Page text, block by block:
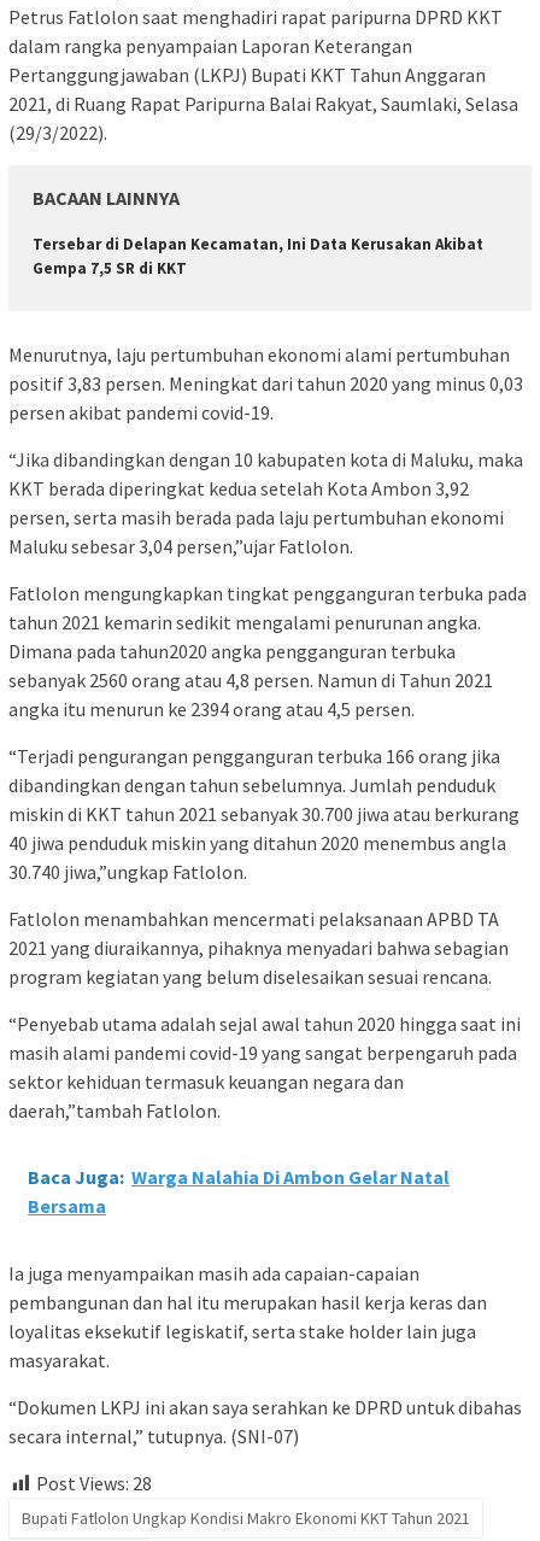
Petrus Fatlolon saat menghadiri rapat paripurna DPRD KKT
dalam rangka penyampaian Laporan Keterangan
Pertanggungjawaban (LKPJ) Bupati KKT Tahun Anggaran
2021, di Ruang Rapat Paripurna Balai Rakyat, Saumlaki, Selasa
(29/3/2022).
BACAAN LAINNYA
Tersebar di Delapan Kecamatan, Ini Data Kerusakan Akibat
Gempa 7,5 SR di KKT
Menurutnya, laju pertumbuhan ekonomi alami pertumbuhan
positif 3,83 persen. Meningkat dari tahun 2020 yang minus 0,03
persen akibat pandemi covid-19.
“Jika dibandingkan dengan 10 kabupaten kota di Maluku, maka
KKT berada diperingkat kedua setelah Kota Ambon 3,92
persen, serta masih berada pada laju pertumbuhan ekonomi
Maluku sebesar 3,04 persen,”ujar Fatlolon.
Fatlolon mengungkapkan tingkat pengganguran terbuka pada
tahun 2021 kemarin sedikit mengalami penurunan angka.
Dimana pada tahun2020 angka pengganguran terbuka
sebanyak 2560 orang atau 4,8 persen. Namun di Tahun 2021
angka itu menurun ke 2394 orang atau 4,5 persen.
“Terjadi pengurangan pengganguran terbuka 166 orang jika
dibandingkan dengan tahun sebelumnya. Jumlah penduduk
miskin di KKT tahun 2021 sebanyak 30.700 jiwa atau berkurang
40 jiwa penduduk miskin yang ditahun 2020 menembus angla
30.740 jiwa,”ungkap Fatlolon.
Fatlolon menambahkan mencermati pelaksanaan APBD TA
2021 yang diuraikannya, pihaknya menyadari bahwa sebagian
program kegiatan yang belum diselesaikan sesuai rencana.
“Penyebab utama adalah sejal awal tahun 2020 hingga saat ini
masih alami pandemi covid-19 yang sangat berpengaruh pada
sektor kehiduan termasuk keuangan negara dan
daerah,”tambah Fatlolon.
Baca Juga: Warga Nalahia Di Ambon Gelar Natal
Bersama
Ia juga menyampaikan masih ada capaian-capaian
pembangunan dan hal itu merupakan hasil kerja keras dan
loyalitas eksekutif legiskatif, serta stake holder lain juga
masyarakat.
“Dokumen LKPJ ini akan saya serahkan ke DPRD untuk dibahas
secara internal,” tutupnya. (SNI-07)
Post Views: 28
Bupati Fatlolon Ungkap Kondisi Makro Ekonomi KKT Tahun 2021